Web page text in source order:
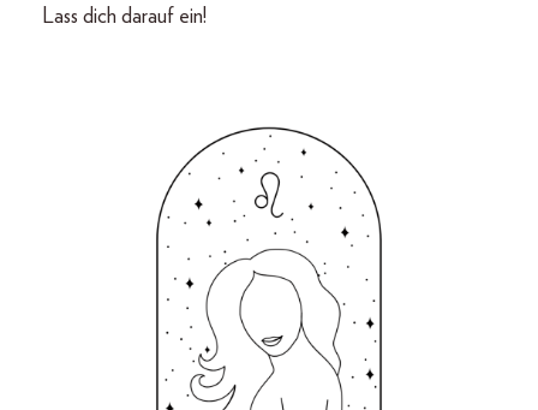
Lass dich darauf ein!